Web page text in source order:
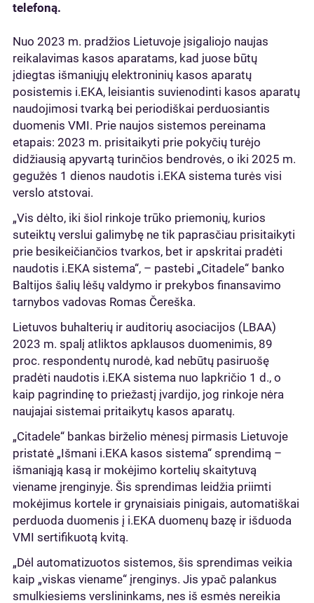
telefoną.
Nuo 2023 m. pradžios Lietuvoje įsigaliojo naujas
reikalavimas kasos aparatams, kad juose būtų
įdiegtas išmaniųjų elektroninių kasos aparatų
posistemis i.EKA, leisiantis suvienodinti kasos aparatų
naudojimosi tvarką bei periodiškai perduosiantis
duomenis VMI. Prie naujos sistemos pereinama
etapais: 2023 m. prisitaikyti prie pokyčių turėjo
didžiausią apyvartą turinčios bendrovės, o iki 2025 m.
gegužės 1 dienos naudotis i.EKA sistema turės visi
verslo atstovai.
„Vis dėlto, iki šiol rinkoje trūko priemonių, kurios
suteiktų verslui galimybę ne tik paprasčiau prisitaikyti
prie besikeičiančios tvarkos, bet ir apskritai pradėti
naudotis i.EKA sistema“, – pastebi „Citadele“ banko
Baltijos šalių lėšų valdymo ir prekybos finansavimo
tarnybos vadovas Romas Čereška.
Lietuvos buhalterių ir auditorių asociacijos (LBAA)
2023 m. spalį atliktos apklausos duomenimis, 89
proc. respondentų nurodė, kad nebūtų pasiruošę
pradėti naudotis i.EKA sistema nuo lapkričio 1 d., o
kaip pagrindinę to priežastį įvardijo, jog rinkoje nėra
naujajai sistemai pritaikytų kasos aparatų.
„Citadele“ bankas birželio mėnesį pirmasis Lietuvoje
pristatė „Išmani i.EKA kasos sistema“ sprendimą –
išmaniąją kasą ir mokėjimo kortelių skaitytuvą
viename įrenginyje. Šis sprendimas leidžia priimti
mokėjimus kortele ir grynaisiais pinigais, automatiškai
perduoda duomenis į i.EKA duomenų bazę ir išduoda
VMI sertifikuotą kvitą.
„Dėl automatizuotos sistemos, šis sprendimas veikia
kaip „viskas viename“ įrenginys. Jis ypač palankus
smulkiesiems verslininkams, nes iš esmės nereikia